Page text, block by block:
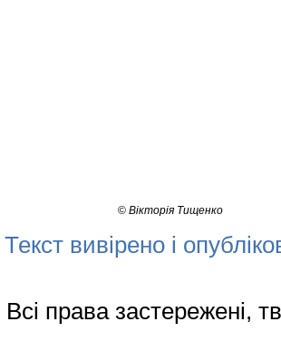
© Вiкторiя Тищенко
Текст вивірено і
Всі права застережені,